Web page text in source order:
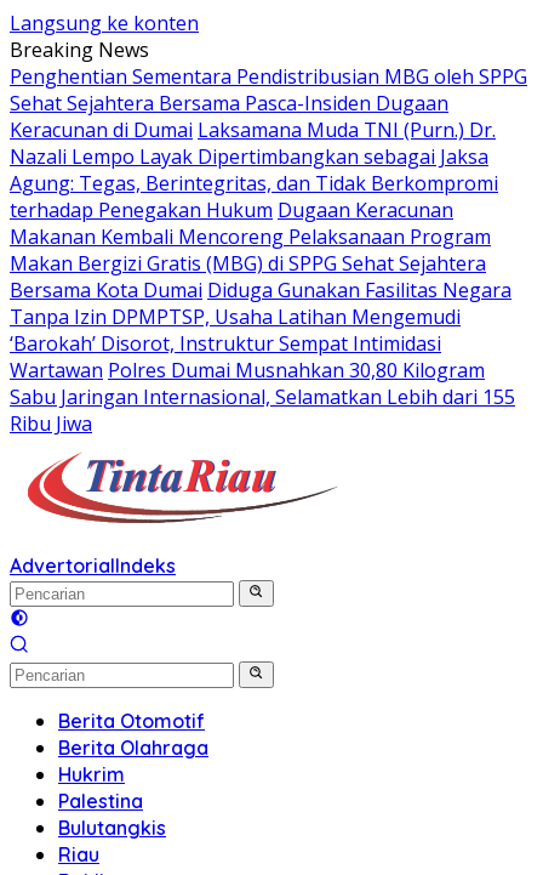
Langsung ke konten
Breaking News
Penghentian Sementara Pendistribusian MBG oleh SPPG
Sehat Sejahtera Bersama Pasca-Insiden Dugaan
Keracunan di Dumai Laksamana Muda TNI (Purn.) Dr.
Nazali Lempo Layak Dipertimbangkan sebagai Jaksa
Agung: Tegas, Berintegritas, dan Tidak Berkompromi
terhadap Penegakan Hukum Dugaan Keracunan
Makanan Kembali Mencoreng Pelaksanaan Program
Makan Bergizi Gratis (MBG) di SPPG Sehat Sejahtera
Bersama Kota Dumai Diduga Gunakan Fasilitas Negara
Tanpa Izin DPMPTSP, Usaha Latihan Mengemudi
‘Barokah’ Disorot, Instruktur Sempat Intimidasi
Wartawan Polres Dumai Musnahkan 30,80 Kilogram
Sabu Jaringan Internasional, Selamatkan Lebih dari 155
Ribu Jiwa
AdvertorialIndeks
Berita Otomotif
Berita Olahraga
Hukrim
Palestina
Bulutangkis
Riau